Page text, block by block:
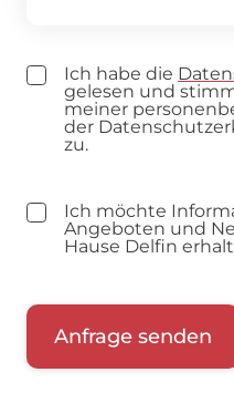
Ich habe die
gelesen und
meiner
der
zu.
Ich möchte
Angeboten und
Hause Delfin